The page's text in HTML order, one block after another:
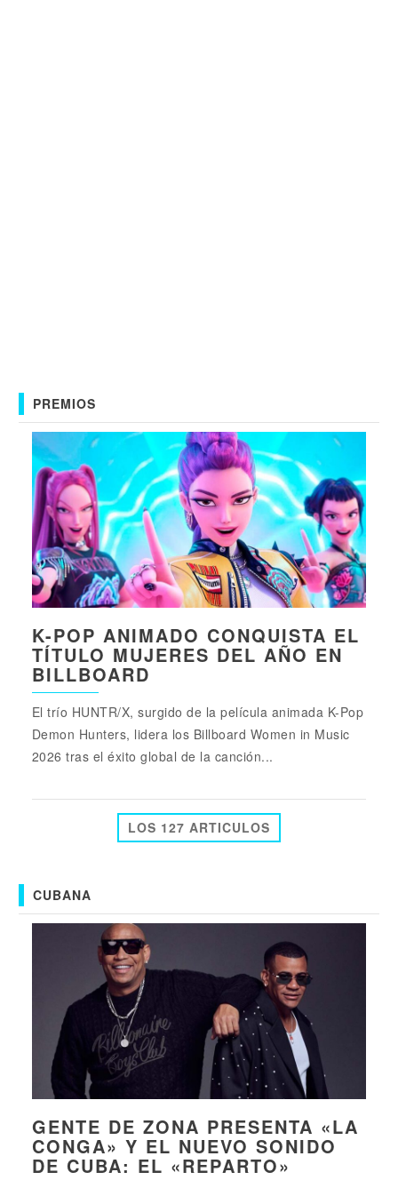
PREMIOS
K-POP ANIMADO CONQUISTA EL
TÍTULO MUJERES DEL AÑO EN
BILLBOARD
El trío HUNTR/X, surgido de la película animada K-Pop
Demon Hunters, lidera los Billboard Women in Music
2026 tras el éxito global de la canción...
LOS 127 ARTICULOS
CUBANA
GENTE DE ZONA PRESENTA «LA
CONGA» Y EL NUEVO SONIDO
DE CUBA: EL «REPARTO»